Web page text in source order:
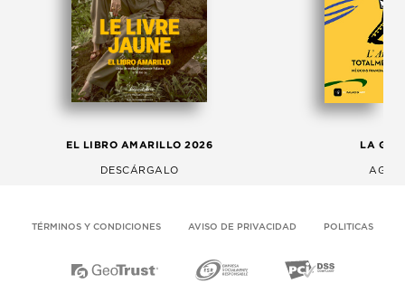
EL LIBRO AMARILLO 2026
DESCÁRGALO
LA
TÉRMINOS Y CONDICIONES AVISO DE PRIVACIDAD POLITICAS